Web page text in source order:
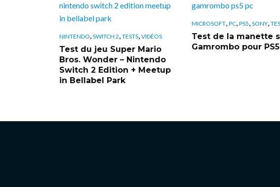
NINTENDO, SWITCH 2, TESTS, VIDÉOS
Test du jeu Super Mario
Bros. Wonder – Nintendo
Switch 2 Edition + Meetup
in Bellabel Park
MICROSOFT, PC, PS5, SONY,
Test de la manette
Gamrombo pour